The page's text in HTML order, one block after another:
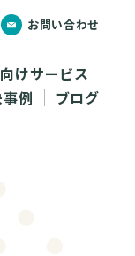
お問い合わせ
けサービス
例
ブログ